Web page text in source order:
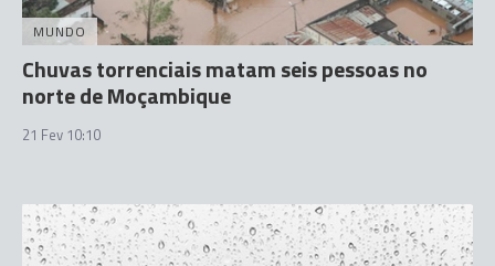
MUNDO
Chuvas torrenciais matam seis pessoas no
norte de Moçambique
21 Fev 10:10